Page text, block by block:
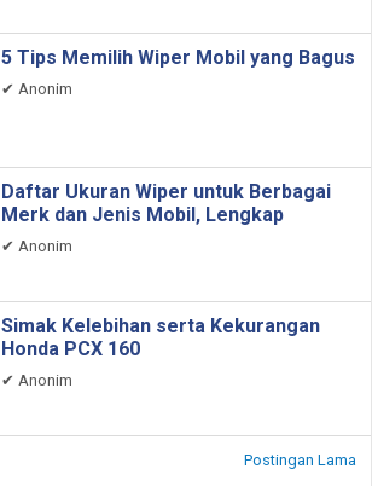
5 Tips Memilih Wiper Mobil yang Bagus
✔ Anonim
Daftar Ukuran Wiper untuk Berbagai
Merk dan Jenis Mobil, Lengkap
✔ Anonim
Simak Kelebihan serta Kekurangan
Honda PCX 160
✔ Anonim
Postingan Lama